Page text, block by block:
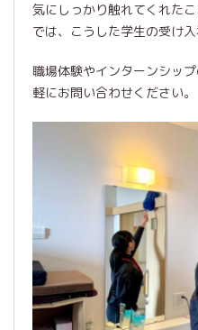
気にしっかり触れてくれた
では、こうした学生の受け
職場体験やインターンシッ
軽にお問い合わせください。